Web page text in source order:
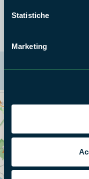
Statistiche
Marketing
La mappa di